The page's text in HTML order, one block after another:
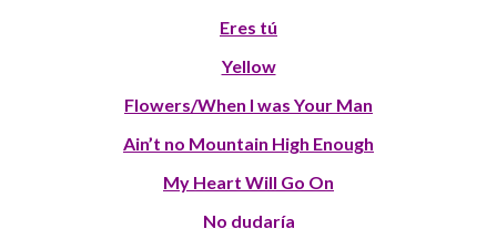
Eres tú
Yellow
Flowers/When I was Your Man
Ain’t no Mountain High Enough
My Heart Will Go On
No dudaría